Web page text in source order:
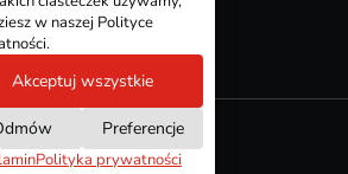
KONTAKT
sklepu - GOshop
w naszej Polityce
Preferencje
Akceptuj wszystkie
Polityka prywatności